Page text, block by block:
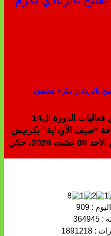
يفتتح الفنان الكبير فؤاد الزبادي فعاليات الدورة ال14
“صيف الأوداية” بكرنيش
حكي
: 909